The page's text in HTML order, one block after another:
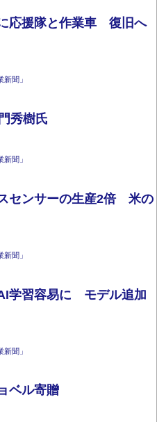
応援隊と作業車 復旧へ
聞」
秀樹氏
聞」
センサーの生産2倍 米の
聞」
学習容易に モデル追加
聞」
ベル寄贈